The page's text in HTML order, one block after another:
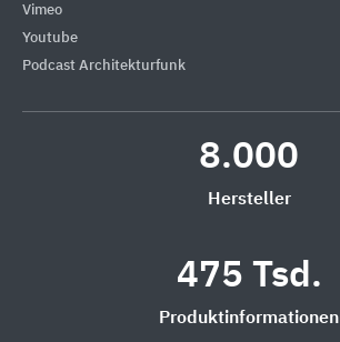
Vimeo
Youtube
Podcast Architekturfunk
8.000
Hersteller
475 Tsd.
Produktinformationen